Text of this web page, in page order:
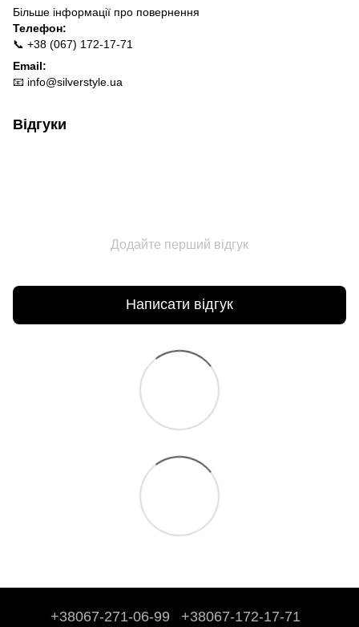
Більше інформації про повернення
Телефон:
📞 +38 (067) 172-17-71
Email:
📧 info@silverstyle.ua
Відгуки
Додайте перший відгук
Написати відгук
+38067-271-06-99 +38067-172-17-71